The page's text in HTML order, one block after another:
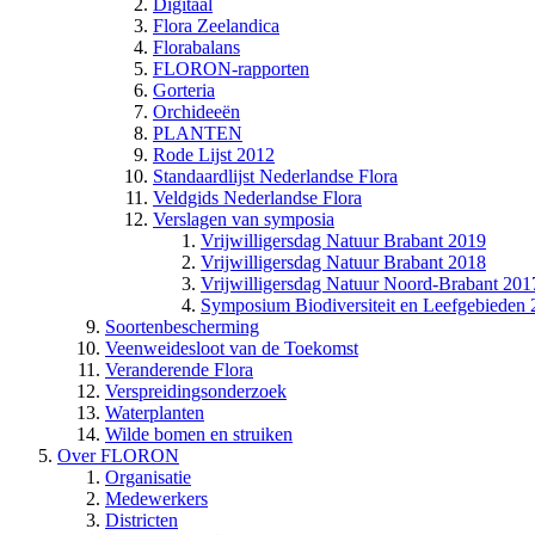
Digitaal
Flora Zeelandica
Florabalans
FLORON-rapporten
Gorteria
Orchideeën
PLANTEN
Rode Lijst 2012
Standaardlijst Nederlandse Flora
Veldgids Nederlandse Flora
Verslagen van symposia
Vrijwilligersdag Natuur Brabant 2019
Vrijwilligersdag Natuur Brabant 2018
Vrijwilligersdag Natuur Noord-Brabant
Symposium Biodiversiteit en Leefgebieden
Soortenbescherming
Veenweidesloot van de Toekomst
Veranderende Flora
Verspreidingsonderzoek
Waterplanten
Wilde bomen en struiken
Over FLORON
Organisatie
Medewerkers
Districten